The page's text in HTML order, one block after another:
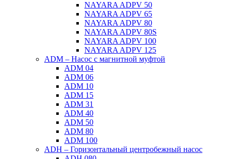
NAYARA ADPV 50
NAYARA ADPV 65
NAYARA ADPV 80
NAYARA ADPV 80S
NAYARA ADPV 100
NAYARA ADPV 125
ADM – Насос с магнитной муфтой
ADM 04
ADM 06
ADM 10
ADM 15
ADM 31
ADM 40
ADM 50
ADM 80
ADM 100
ADH – Горизонтальный центробежный насос